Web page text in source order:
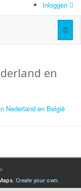
Inloggen
en
Nederland en België